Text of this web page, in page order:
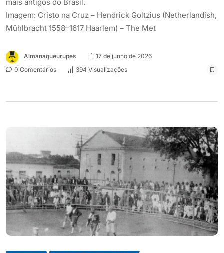
mais antigos do Brasil.
Imagem: Cristo na Cruz – Hendrick Goltzius (Netherlandish,
Mühlbracht 1558–1617 Haarlem) – The Met
Almanaqueurupes
17 de junho de 2026
0 Comentários
394 Visualizações